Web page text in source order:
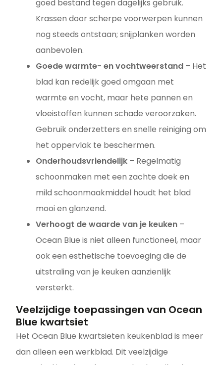
goed bestand tegen dagelijks gebruik.
Krassen door scherpe voorwerpen kunnen
nog steeds ontstaan; snijplanken worden
aanbevolen.
Goede warmte- en vochtweerstand – Het
blad kan redelijk goed omgaan met
warmte en vocht, maar hete pannen en
vloeistoffen kunnen schade veroorzaken.
Gebruik onderzetters en snelle reiniging om
het oppervlak te beschermen.
Onderhoudsvriendelijk – Regelmatig
schoonmaken met een zachte doek en
mild schoonmaakmiddel houdt het blad
mooi en glanzend.
Verhoogt de waarde van je keuken –
Ocean Blue is niet alleen functioneel, maar
ook een esthetische toevoeging die de
uitstraling van je keuken aanzienlijk
versterkt.
Veelzijdige toepassingen van Ocean
Blue kwartsiet
Het Ocean Blue kwartsieten keukenblad is meer
dan alleen een werkblad. Dit veelzijdige